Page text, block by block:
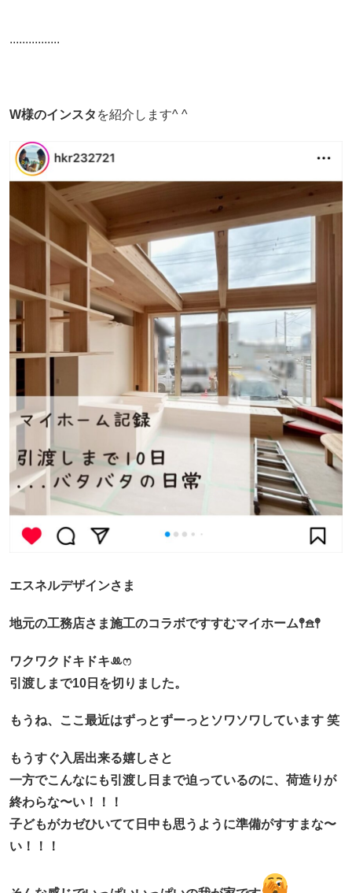
................
W様のインスタ を紹介します^ ^
エスネルデザインさま
地元の工務店さま施工のコラボですすむマイホーム𖤣𖠿𖤣
ワクワクドキドキꔛ‬ෆ
引渡しまで10日を切りました。
もうね、ここ最近はずっとずーっとソワソワしています 笑
もうすぐ入居出来る嬉しさと
一方でこんなにも引渡し日まで迫っているのに、荷造りが
終わらな〜い！！！
子どもがカゼひいてて日中も思うように準備がすすまな〜
い！！！